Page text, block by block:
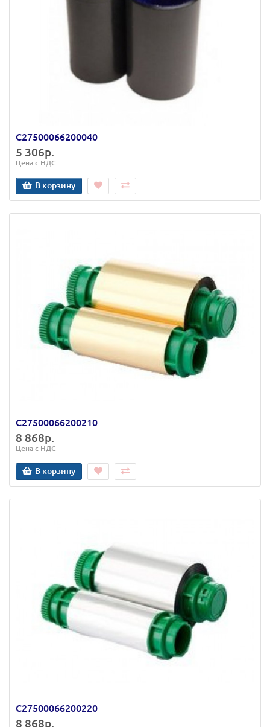
C27500066200040
5 306р.
Цена с НДС
В корзину
C27500066200210
8 868р.
Цена с НДС
В корзину
C27500066200220
8 868р.